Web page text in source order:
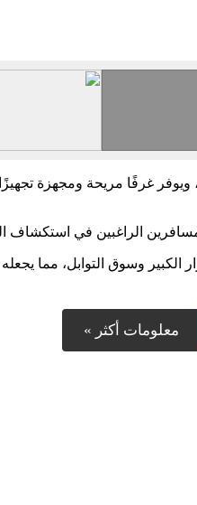
ويوفر غرفًا مريحة ومجهزة
الراغبين في استكشاف
وسوق التوابل، مما يجعله
معلومات أكثر »